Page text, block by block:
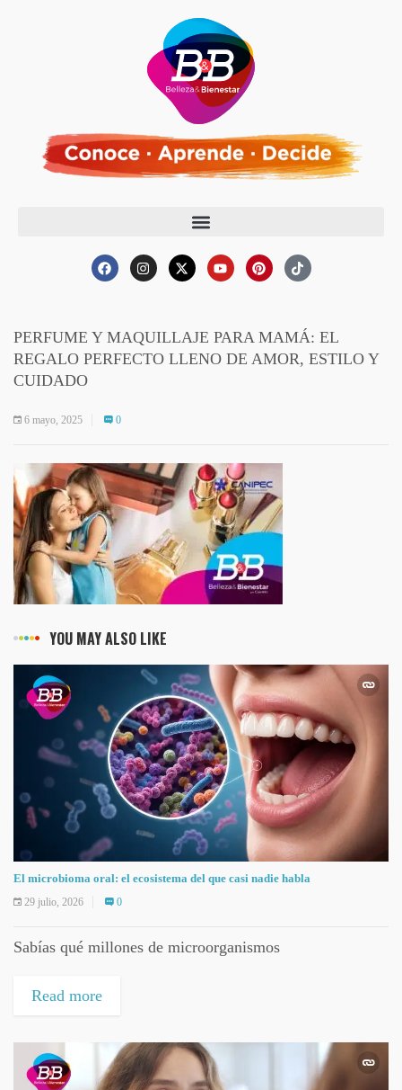
PERFUME Y MAQUILLAJE PARA MAMÁ: EL
REGALO PERFECTO LLENO DE AMOR, ESTILO Y
CUIDADO
6 mayo, 2025 0
YOU MAY ALSO LIKE
El microbioma oral: el ecosistema del que casi nadie habla
29 julio, 2026 0
Sabías qué millones de microorganismos
Read more